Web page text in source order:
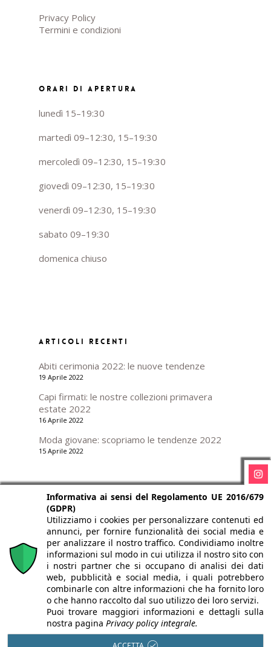
Privacy Policy
Termini e condizioni
ORARI DI APERTURA
lunedì 15–19:30
martedì 09–12:30, 15–19:30
mercoledì 09–12:30, 15–19:30
giovedì 09–12:30, 15–19:30
venerdì 09–12:30, 15–19:30
sabato 09–19:30
domenica chiuso
ARTICOLI RECENTI
Abiti cerimonia 2022: le nuove tendenze
19 Aprile 2022
Capi firmati: le nostre collezioni primavera
estate 2022
16 Aprile 2022
Moda giovane: scopriamo le tendenze 2022
15 Aprile 2022
© Copyright 2022 Lazzari G. Srl | Via Giovanni Battista
Moroni, 380, 24127 Bergamo BG | P.Iva 04014830162 |
Informativa ai sensi del Regolamento UE 2016/679
(GDPR)
Utilizziamo i cookies per personalizzare contenuti ed
annunci, per fornire funzionalità dei social media e
per analizzare il nostro traffico. Condividiamo inoltre
informazioni sul modo in cui utilizza il nostro sito con
i nostri partner che si occupano di analisi dei dati
web, pubblicità e social media, i quali potrebbero
combinarle con altre informazioni che ha fornito loro
o che hanno raccolto dal suo utilizzo dei loro servizi.
Puoi trovare maggiori informazioni e dettagli sulla
nostra pagina Privacy policy integrale.